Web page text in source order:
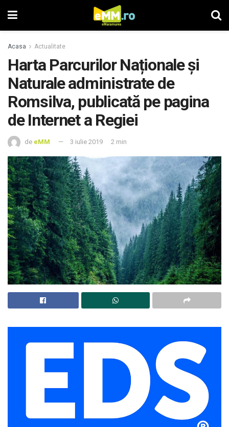
Acasa Actualitate
Harta Parcurilor Naționale și
Naturale administrate de
Romsilva, publicată pe pagina
de Internet a Regiei
de eMM 3 iulie 2019 2 min